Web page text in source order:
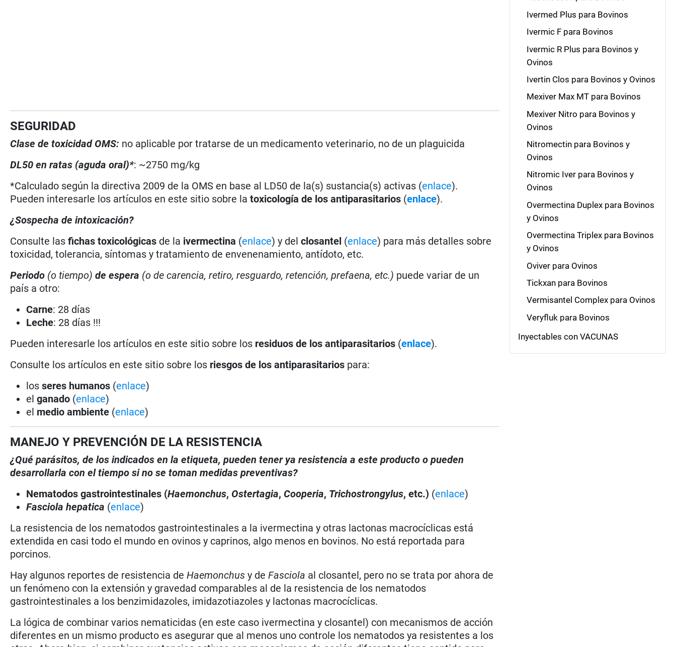
SEGURIDAD
Clase de toxicidad OMS: no aplicable por tratarse de un medicamento veterinario, no de un plaguicida
DL50 en ratas (aguda oral)*: ~2750 mg/kg
*Calculado según la directiva 2009 de la OMS en base al LD50 de la(s) sustancia(s) activas (enlace).
Pueden interesarle los artículos en este sitio sobre la toxicología de los antiparasitarios (enlace).
¿Sospecha de intoxicación?
Consulte lasfichas toxicológicas de la ivermectina (enlace) y delclosantel (enlace) para más detalles sobre
toxicidad, tolerancia, síntomas y tratamiento de envenenamiento, antídoto, etc.
Periodo (o tiempo) de espera (o de carencia, retiro, resguardo, retención, prefaena, etc.) puede variar de un
país a otro:
Carne: 28 días
Leche: 28 días !!!
Pueden interesarle los artículos en este sitio sobre los residuos de los antiparasitarios (enlace).
Consulte los artículos en este sitio sobre los riesgos de los antiparasitarios para:
losseres humanos (enlace)
elganado (enlace)
el medio ambiente (enlace)
MANEJO Y PREVENCIÓN DE LA RESISTENCIA
¿Qué parásitos, de los indicados en la etiqueta, pueden tener ya resistencia a este producto o pueden
desarrollarla con el tiempo si no se toman medidas preventivas?
Nematodos gastrointestinales (Haemonchus, Ostertagia, Cooperia, Trichostrongylus, etc.) (enlace)
Fasciola hepatica (enlace)
La resistencia de los nematodos gastrointestinales a la ivermectina y otras lactonas macrocíclicas está
extendida en casi todo el mundo en ovinos y caprinos, algo menos en bovinos. No está reportada para
porcinos.
Hay algunos reportes de resistencia deHaemonchus y de Fasciola al closantel, pero no se trata por ahora de
un fenómeno con la extensión y gravedad comparables al de la resistencia de los nematodos
gastrointestinales a los benzimidazoles, imidazotiazoles y lactonas macrocíclicas.
La lógica de combinar varios nematicidas (en este caso ivermectina y closantel) con mecanismos de acción
diferentes en un mismo producto es asegurar que al menos uno controle los nematodos ya resistentes a los
Ivermed Plus para Bovinos
Ivermic F para Bovinos
Ivermic R Plus para Bovinos y
Ovinos
Ivertin Clos para Bovinos y Ovinos
Mexiver Max MT para Bovinos
Mexiver Nitro para Bovinos y
Ovinos
Nitromectin para Bovinos y
Ovinos
Nitromic Iver para Bovinos y
Ovinos
Overmectina Duplex para Bovinos
y Ovinos
Overmectina Triplex para Bovinos
y Ovinos
Oviver para Ovinos
Tickxan para Bovinos
Vermisantel Complex para Ovinos
Veryfluk para Bovinos
Inyectables con VACUNAS